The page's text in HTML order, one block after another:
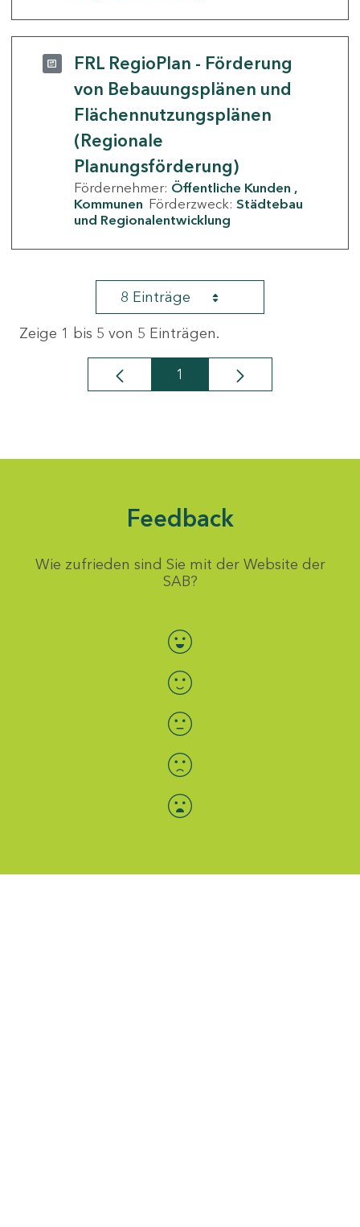
FRL RegioPlan - Förderung
von Bebauungsplänen und
Flächennutzungsplänen
(Regionale
Planungsförderung)
Fördernehmer: Öffentliche Kunden
Kommunen Förderzweck: Städtebau
und Regionalentwicklung
8 Einträge
Zeige 1 bis 5 von 5 Einträgen.
Seite
1
Feedback
Wie zufrieden sind Sie mit der Website der
SAB?
Bewertung auswählen